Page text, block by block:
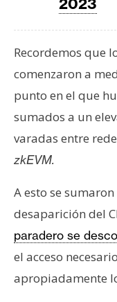
2023
Recordemos que
comenzaron a
punto en el que
sumados a un
varadas entre
zkEVM.
A esto se
desaparición del
paradero se
el acceso
apropiadamente